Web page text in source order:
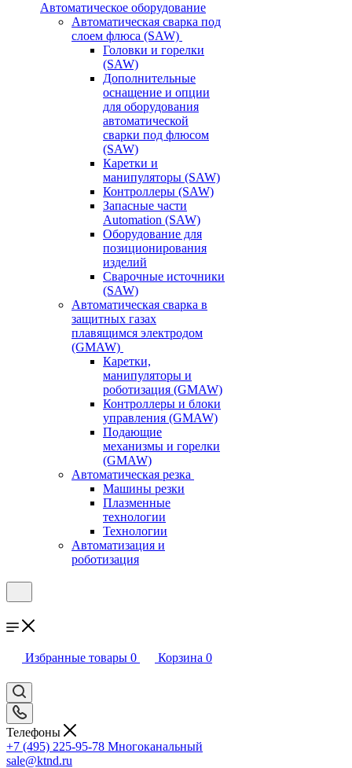
Автоматическое оборудование
Автоматическая сварка под
слоем флюса (SAW)
Головки и горелки
(SAW)
Дополнительные
оснащение и опции
для оборудования
автоматической
сварки под флюсом
(SAW)
Каретки и
манипуляторы (SAW)
Контроллеры (SAW)
Запасные части
Automation (SAW)
Оборудование для
позиционирования
изделий
Сварочные источники
(SAW)
Автоматическая сварка в
защитных газах
плавящимся электродом
(GMAW)
Каретки,
манипуляторы и
роботизация (GMAW)
Контроллеры и блоки
управления (GMAW)
Подающие
механизмы и горелки
(GMAW)
Автоматическая резка
Машины резки
Плазменные
технологии
Технологии
Автоматизация и
роботизация
Избранные товары 0 Корзина 0
Телефоны
+7 (495) 225-95-78 Многоканальный
sale@ktnd.ru